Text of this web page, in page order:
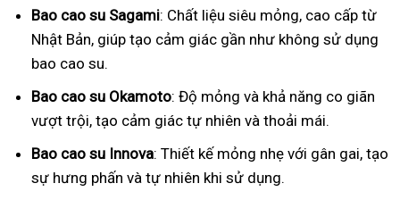
Bao cao su Sagami: Chất liệu siêu mỏng, cao cấp từ
Nhật Bản, giúp tạo cảm giác gần như không sử dụng
bao cao su.
Bao cao su Okamoto: Độ mỏng và khả năng co giãn
vượt trội, tạo cảm giác tự nhiên và thoải mái.
Bao cao su Innova: Thiết kế mỏng nhẹ với gân gai, tạo
sự hưng phấn và tự nhiên khi sử dụng.